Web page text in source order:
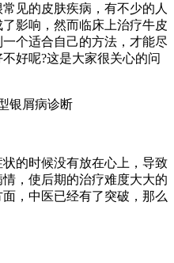
见的皮肤疾病，有不少的人
影响，然而临床上治疗牛皮
个适合自己的方法，才能尽
好呢?这是大家很关心的问
的时候没有放在心上，导致
，使后期的治疗难度大大的
，中医已经有了突破，那么